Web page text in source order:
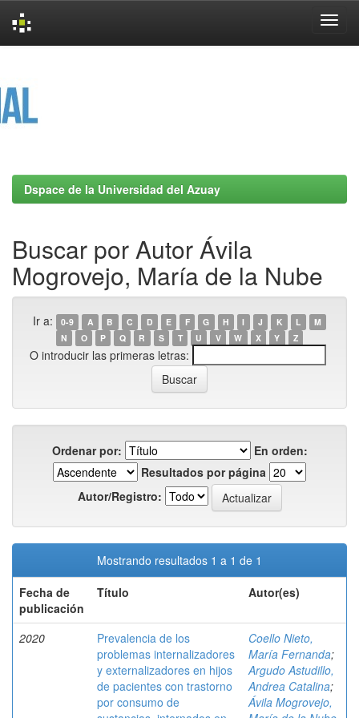
Dspace de la Universidad del Azuay
Buscar por Autor Ávila
Mogrovejo, María de la Nube
Ir a: 0-9 A B C D E F G H I J K L
M
N
O P Q R S T U V W X Y Z
O introducir las primeras letras:
Ordenar por:
En orden:
Resultados por página
Autor/Registro:
Mostrando resultados 1 a 1 de 1
Fecha de
publicación
Título Autor(es)
2020
Prevalencia de los
problemas internalizadores
y externalizadores en hijos
de pacientes con trastorno
por consumo de
Coello Nieto,
María Fernanda;
Argudo Astudillo,
Andrea Catalina;
Ávila Mogrovejo,